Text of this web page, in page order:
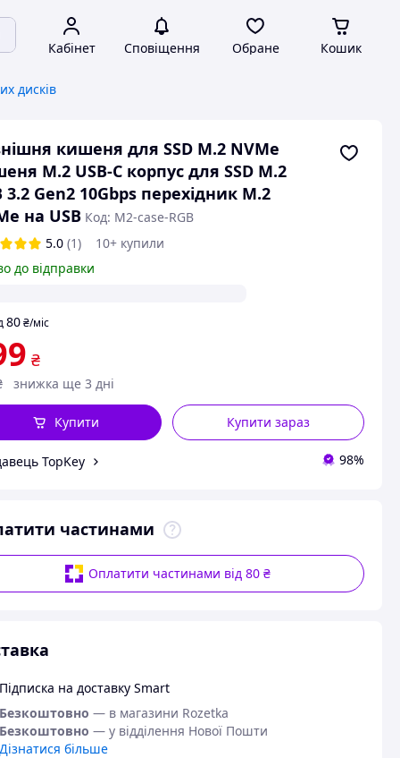
Кабінет Сповіщення Обране Кошик
дисків
кишеня для SSD M.2 NVMe
M.2 USB-C корпус для SSD M.2
3.2 Gen2 10Gbps перехідник M.2
на USB Код: M2-case-RGB
5.0 (1)
10+ купили
до відправки
80 ₴/міс
₴
знижка ще 3 дні
Купити зараз
Купити
TopKey 98%
частинами
Оплатити частинами від 80 ₴
Підписка на доставку Smart
Безкоштовно — в магазини Rozetka
Безкоштовно — у відділення Нової Пошти
Дізнатися більше